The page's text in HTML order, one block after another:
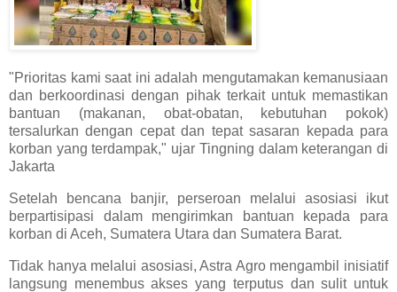
"Prioritas kami saat ini adalah mengutamakan kemanusiaan
dan berkoordinasi dengan pihak terkait untuk memastikan
bantuan (makanan, obat-obatan, kebutuhan pokok)
tersalurkan dengan cepat dan tepat sasaran kepada para
korban yang terdampak," ujar Tingning dalam keterangan di
Jakarta
Setelah bencana banjir, perseroan melalui asosiasi ikut
berpartisipasi dalam mengirimkan bantuan kepada para
korban di Aceh, Sumatera Utara dan Sumatera Barat.
Tidak hanya melalui asosiasi, Astra Agro mengambil inisiatif
langsung menembus akses yang terputus dan sulit untuk